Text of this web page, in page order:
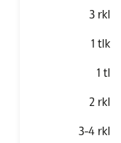
3 rkl
1 tlk
1 tl
2 rkl
3-4 rkl